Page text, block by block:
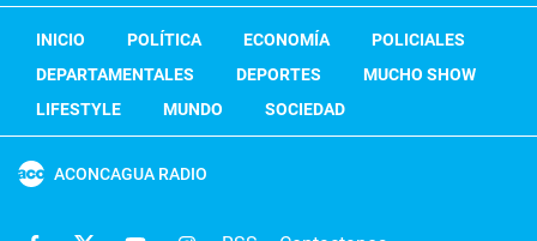
INICIO POLÍTICA ECONOMÍA
POLICIALES
DEPARTAMENTALES
DEPORTES
MUCHO SHOW
LIFESTYLE
MUNDO SOCIEDAD
ACONCAGUA RADIO